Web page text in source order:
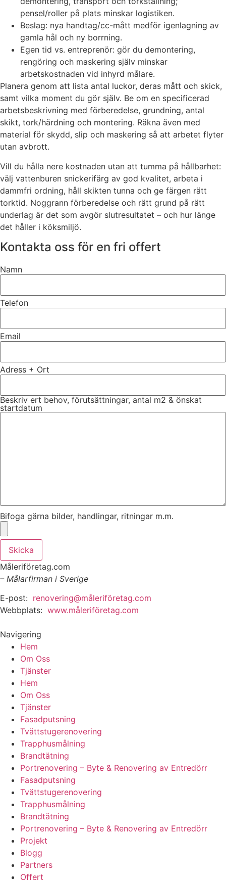
pensel/roller på plats minskar logistiken.
Beslag: nya handtag/cc-mått medför igenlagning av
gamla hål och ny borrning.
Egen tid vs. entreprenör: gör du demontering,
rengöring och maskering själv minskar
arbetskostnaden vid inhyrd målare.
Planera genom att lista antal luckor, deras mått och skick,
samt vilka moment du gör själv. Be om en specificerad
arbetsbeskrivning med förberedelse, grundning, antal
skikt, tork/härdning och montering. Räkna även med
material för skydd, slip och maskering så att arbetet flyter
utan avbrott.
Vill du hålla nere kostnaden utan att tumma på hållbarhet:
välj vattenburen snickerifärg av god kvalitet, arbeta i
dammfri ordning, håll skikten tunna och ge färgen rätt
torktid. Noggrann förberedelse och rätt grund på rätt
underlag är det som avgör slutresultatet – och hur länge
det håller i köksmiljö.
Kontakta oss för en fri offert
Namn
Telefon
Email
Adress + Ort
Beskriv ert behov, förutsättningar, antal m2 & önskat
startdatum
Bifoga gärna bilder, handlingar, ritningar m.m.
Skicka
Måleriföretag.com
– Målarfirman i Sverige
E-post: renovering@måleriföretag.com
Webbplats: www.måleriföretag.com
Navigering
Hem
Om Oss
Tjänster
Hem
Om Oss
Tjänster
Fasadputsning
Tvättstugerenovering
Trapphusmålning
Brandtätning
Portrenovering – Byte & Renovering av Entredörr
Fasadputsning
Tvättstugerenovering
Trapphusmålning
Brandtätning
Portrenovering – Byte & Renovering av Entredörr
Projekt
Blogg
Partners
Offert